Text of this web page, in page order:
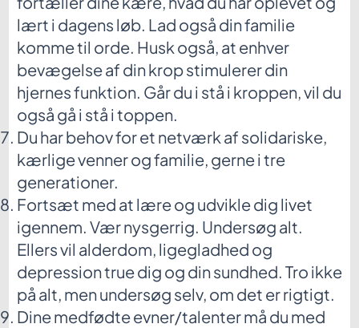
lært i dagens løb. Lad også din familie
komme til orde. Husk også, at enhver
bevægelse af din krop stimulerer din
hjernes funktion. Går du i stå i kroppen, vil du
også gå i stå i toppen.
Du har behov for et netværk af solidariske,
kærlige venner og familie, gerne i tre
generationer.
Fortsæt med at lære og udvikle dig livet
igennem. Vær nysgerrig. Undersøg alt.
Ellers vil alderdom, ligegladhed og
depression true dig og din sundhed. Tro ikke
på alt, men undersøg selv, om det er rigtigt.
Dine medfødte evner/talenter må du med